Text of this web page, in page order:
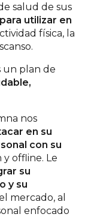
salud de sus
utilizar en
física, la
un plan de
nos
en su
con su
y offline. Le
su
y su
mercado, al
enfocado